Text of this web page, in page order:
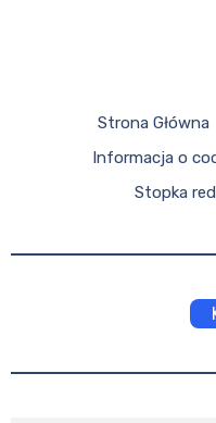
Strona Główna
Informacja o
Stopka